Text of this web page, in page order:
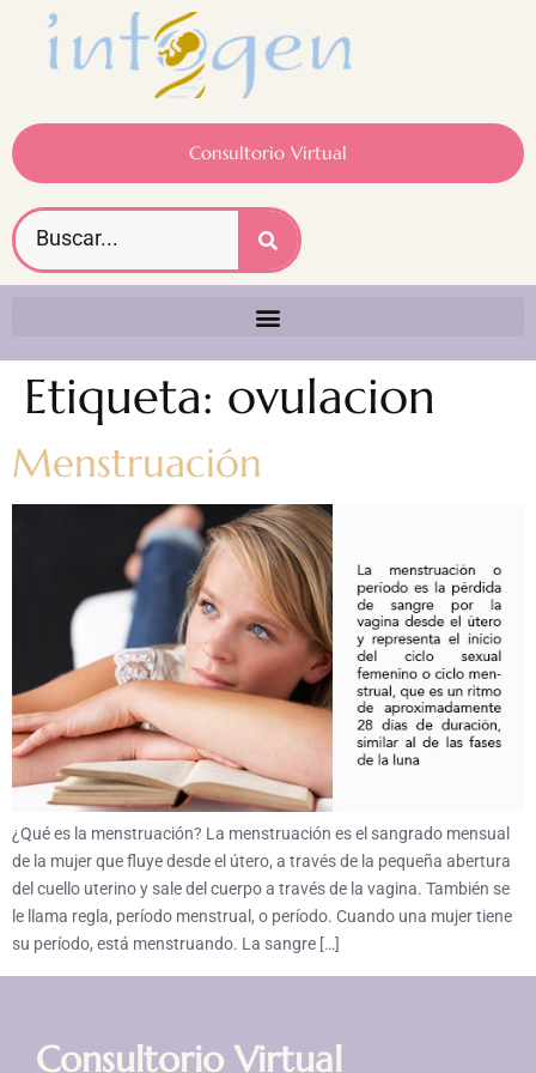
Consultorio Virtual
Etiqueta: ovulacion
Menstruación
¿Qué es la menstruación? La menstruación es el sangrado mensual
de la mujer que fluye desde el útero, a través de la pequeña abertura
del cuello uterino y sale del cuerpo a través de la vagina. También se
le llama regla, período menstrual, o período. Cuando una mujer tiene
su período, está menstruando. La sangre […]
Consultorio Virtual